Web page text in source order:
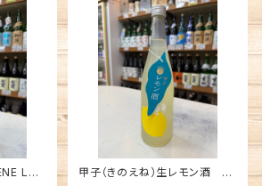
LO
甲子（きのえね）生レモン酒 72